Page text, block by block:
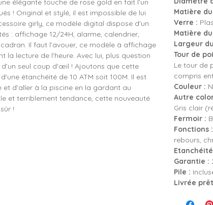
élégante touche de rose gold en fait l’un
! Original et stylé, il est impossible de lui
girly, ce modèle digital dispose d'un
: affichage 12/24H, alarme, calendrier,
Il faut l’avouer, ce modèle à affichage
la lecture de l'heure. Avec lui, plus question
d’un seul coup d'œil ! Ajoutons que cette
étanchéité de 10 ATM soit 100M. Il est
d’aller à la piscine en la gardant au
et terriblement tendance, cette nouveauté
!
Matière
Verre :
Matière
Largeur
Tour de
Le tour de
compris
Couleur :
Autre
Gris clair
Fermoir :
Fonctions :
rebours,
Garantie :
Pile :
Livrée